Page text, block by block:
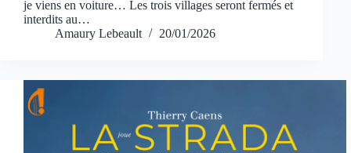
je viens en voiture… Les trois villages seront fermés et
interdits au…
Amaury Lebeault
20/01/2026